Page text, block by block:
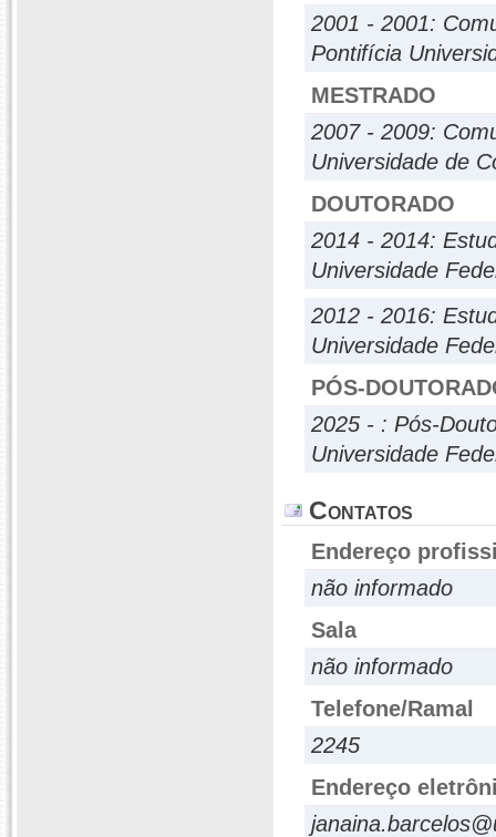
2001 - 2001:
Pontifícia
MESTRADO
2007 - 2009:
Universidade de
DOUTORADO
2014 - 2014:
Universidade
2012 - 2016:
Universidade
PÓS-
2025 - : Pós-
Universidade
Contatos
Endereço
não informado
Sala
não informado
Telefone/Ramal
2245
Endereço